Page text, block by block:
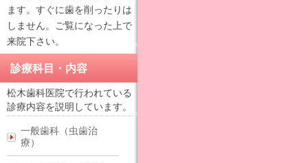
ます。すぐに歯を削ったりは
しません。ご覧になった上で
来院下さい。
診療科目・内容
松木歯科医院で行われている
診療内容を説明しています。
一般歯科（虫歯治
療）